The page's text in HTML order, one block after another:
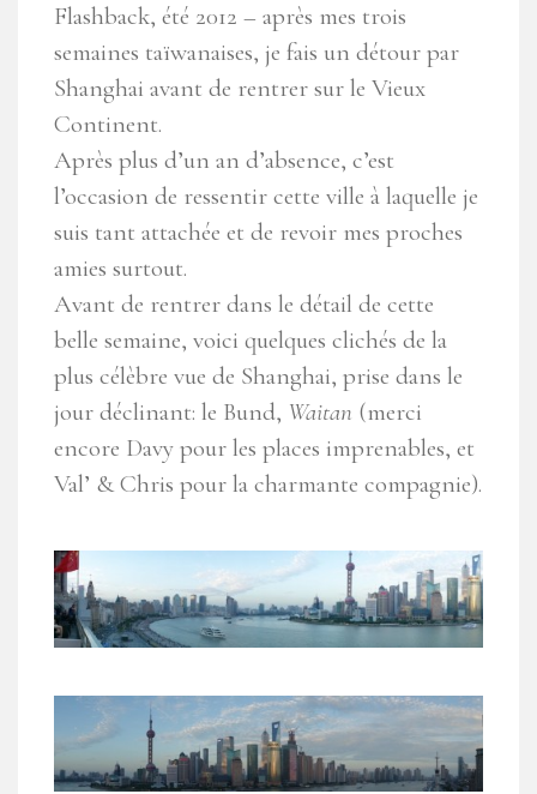
Flashback, été 2012 – après mes trois
semaines taïwanaises, je fais un détour par
Shanghai avant de rentrer sur le Vieux
Continent.
Après plus d’un an d’absence, c’est
l’occasion de ressentir cette ville à laquelle je
suis tant attachée et de revoir mes proches
amies surtout.
Avant de rentrer dans le détail de cette
belle semaine, voici quelques clichés de la
plus célèbre vue de Shanghai, prise dans le
jour déclinant: le Bund, Waitan (merci
encore Davy pour les places imprenables, et
Val’ & Chris pour la charmante compagnie).